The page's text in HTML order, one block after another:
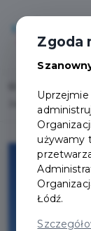
Zapłać za parking z
Zgoda
używamy
Łódź.